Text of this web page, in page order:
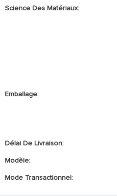
Science Des Matériaux:
Emballage:
Délai De Livraison:
Modèle:
Mode Transactionnel: